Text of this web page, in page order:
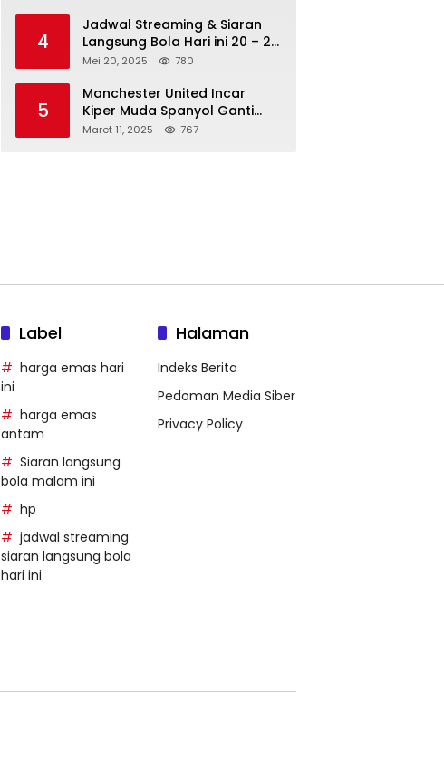
4
Jadwal Streaming & Siaran
Langsung Bola Hari ini 20 – 21
Mei 2025: Manchester City vs
Mei 20, 2025 780
5
Manchester United Incar
Kiper Muda Spanyol Ganti
Andre Onana
Maret 11, 2025 767
Label
harga emas hari
ini
harga emas
antam
Siaran langsung
bola malam ini
hp
jadwal streaming
siaran langsung bola
hari ini
Halaman
Indeks Berita
Pedoman Media Siber
Privacy Policy